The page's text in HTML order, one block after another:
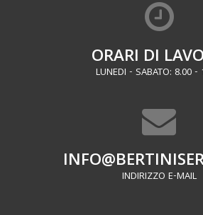
ORARI DI
LUNEDI - SABATO: 8.00 -
INDIRIZZO E-MAIL